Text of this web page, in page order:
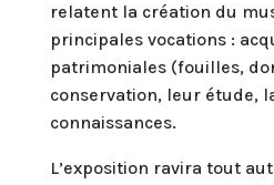
relatent la création du
principales vocations :
patrimoniales (fouilles,
conservation, leur étude,
connaissances.
L’exposition ravira tout